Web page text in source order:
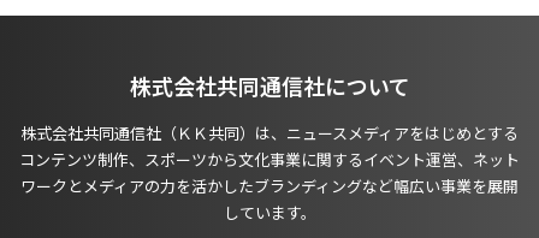
株式会社共同通信社について
株式会社共同通信社（ＫＫ共同）は、ニュースメディアをはじめとする
コンテンツ制作、スポーツから文化事業に関するイベント運営、ネット
ワークとメディアの力を活かしたブランディングなど幅広い事業を展開
しています。